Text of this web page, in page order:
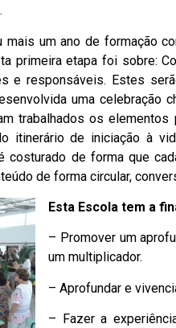
um ano de formação
primeira etapa foi sobre:
e responsáveis. Estes
uma celebração
trabalhados os elementos
itinerário de iniciação à
costurado de forma que
de forma circular,
Esta Escola tem a
– Promover um
um multiplicador.
– Aprofundar e
– Fazer a